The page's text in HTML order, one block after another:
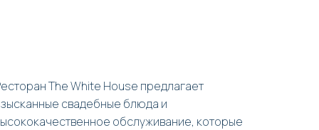
The White House предлагает
свадебные блюда и
обслуживание, которые